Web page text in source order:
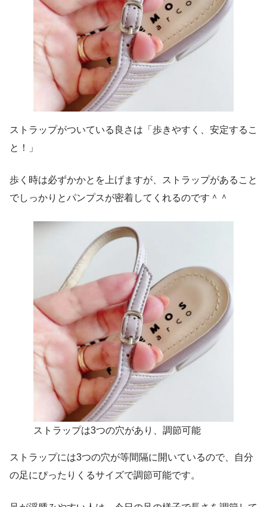
ストラップがついている良さは「歩きやすく、安定するこ
と！」
歩く時は必ずかかとを上げますが、ストラップがあること
でしっかりとパンプスが密着してくれるのです＾＾
ストラップは3つの穴があり、調節可能
ストラップには3つの穴が等間隔に開いているので、自分
の足にぴったりくるサイズで調節可能です。